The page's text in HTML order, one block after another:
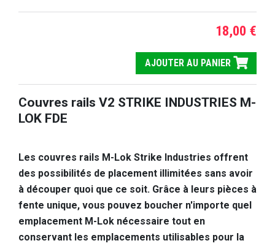
18,00 €
AJOUTER AU PANIER
Couvres rails V2 STRIKE INDUSTRIES M-
LOK FDE
Les couvres rails M-Lok Strike Industries offrent
des possibilités de placement illimitées sans avoir
à découper quoi que ce soit. Grâce à leurs pièces à
fente unique, vous pouvez boucher n'importe quel
emplacement M-Lok nécessaire tout en
conservant les emplacements utilisables pour la